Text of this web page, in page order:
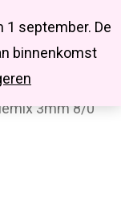
september. De
binnenkomst
searchaccount
miyuki
3mm 8/0
Close